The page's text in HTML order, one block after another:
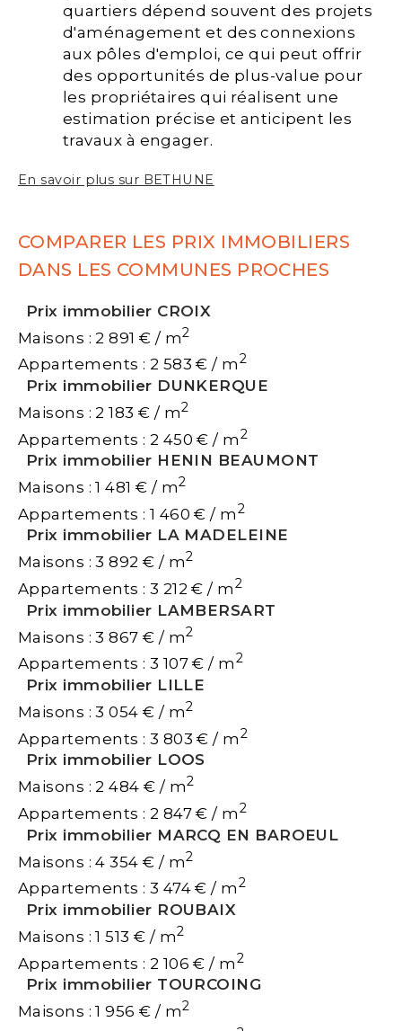
quartiers dépend souvent des projets
d'aménagement et des connexions
aux pôles d'emploi, ce qui peut offrir
des opportunités de plus-value pour
les propriétaires qui réalisent une
estimation précise et anticipent les
travaux à engager.
En savoir plus sur BETHUNE
COMPARER LES PRIX IMMOBILIERS
DANS LES COMMUNES PROCHES
Prix immobilier CROIX
Maisons : 2 891 € / m2
Appartements : 2 583 € / m2
Prix immobilier DUNKERQUE
Maisons : 2 183 € / m2
Appartements : 2 450 € / m2
Prix immobilier HENIN BEAUMONT
Maisons : 1 481 € / m2
Appartements : 1 460 € / m2
Prix immobilier LA MADELEINE
Maisons : 3 892 € / m2
Appartements : 3 212 € / m2
Prix immobilier LAMBERSART
Maisons : 3 867 € / m2
Appartements : 3 107 € / m2
Prix immobilier LILLE
Maisons : 3 054 € / m2
Appartements : 3 803 € / m2
Prix immobilier LOOS
Maisons : 2 484 € / m2
Appartements : 2 847 € / m2
Prix immobilier MARCQ EN BAROEUL
Maisons : 4 354 € / m2
Appartements : 3 474 € / m2
Prix immobilier ROUBAIX
Maisons : 1 513 € / m2
Appartements : 2 106 € / m2
Prix immobilier TOURCOING
Maisons : 1 956 € / m2